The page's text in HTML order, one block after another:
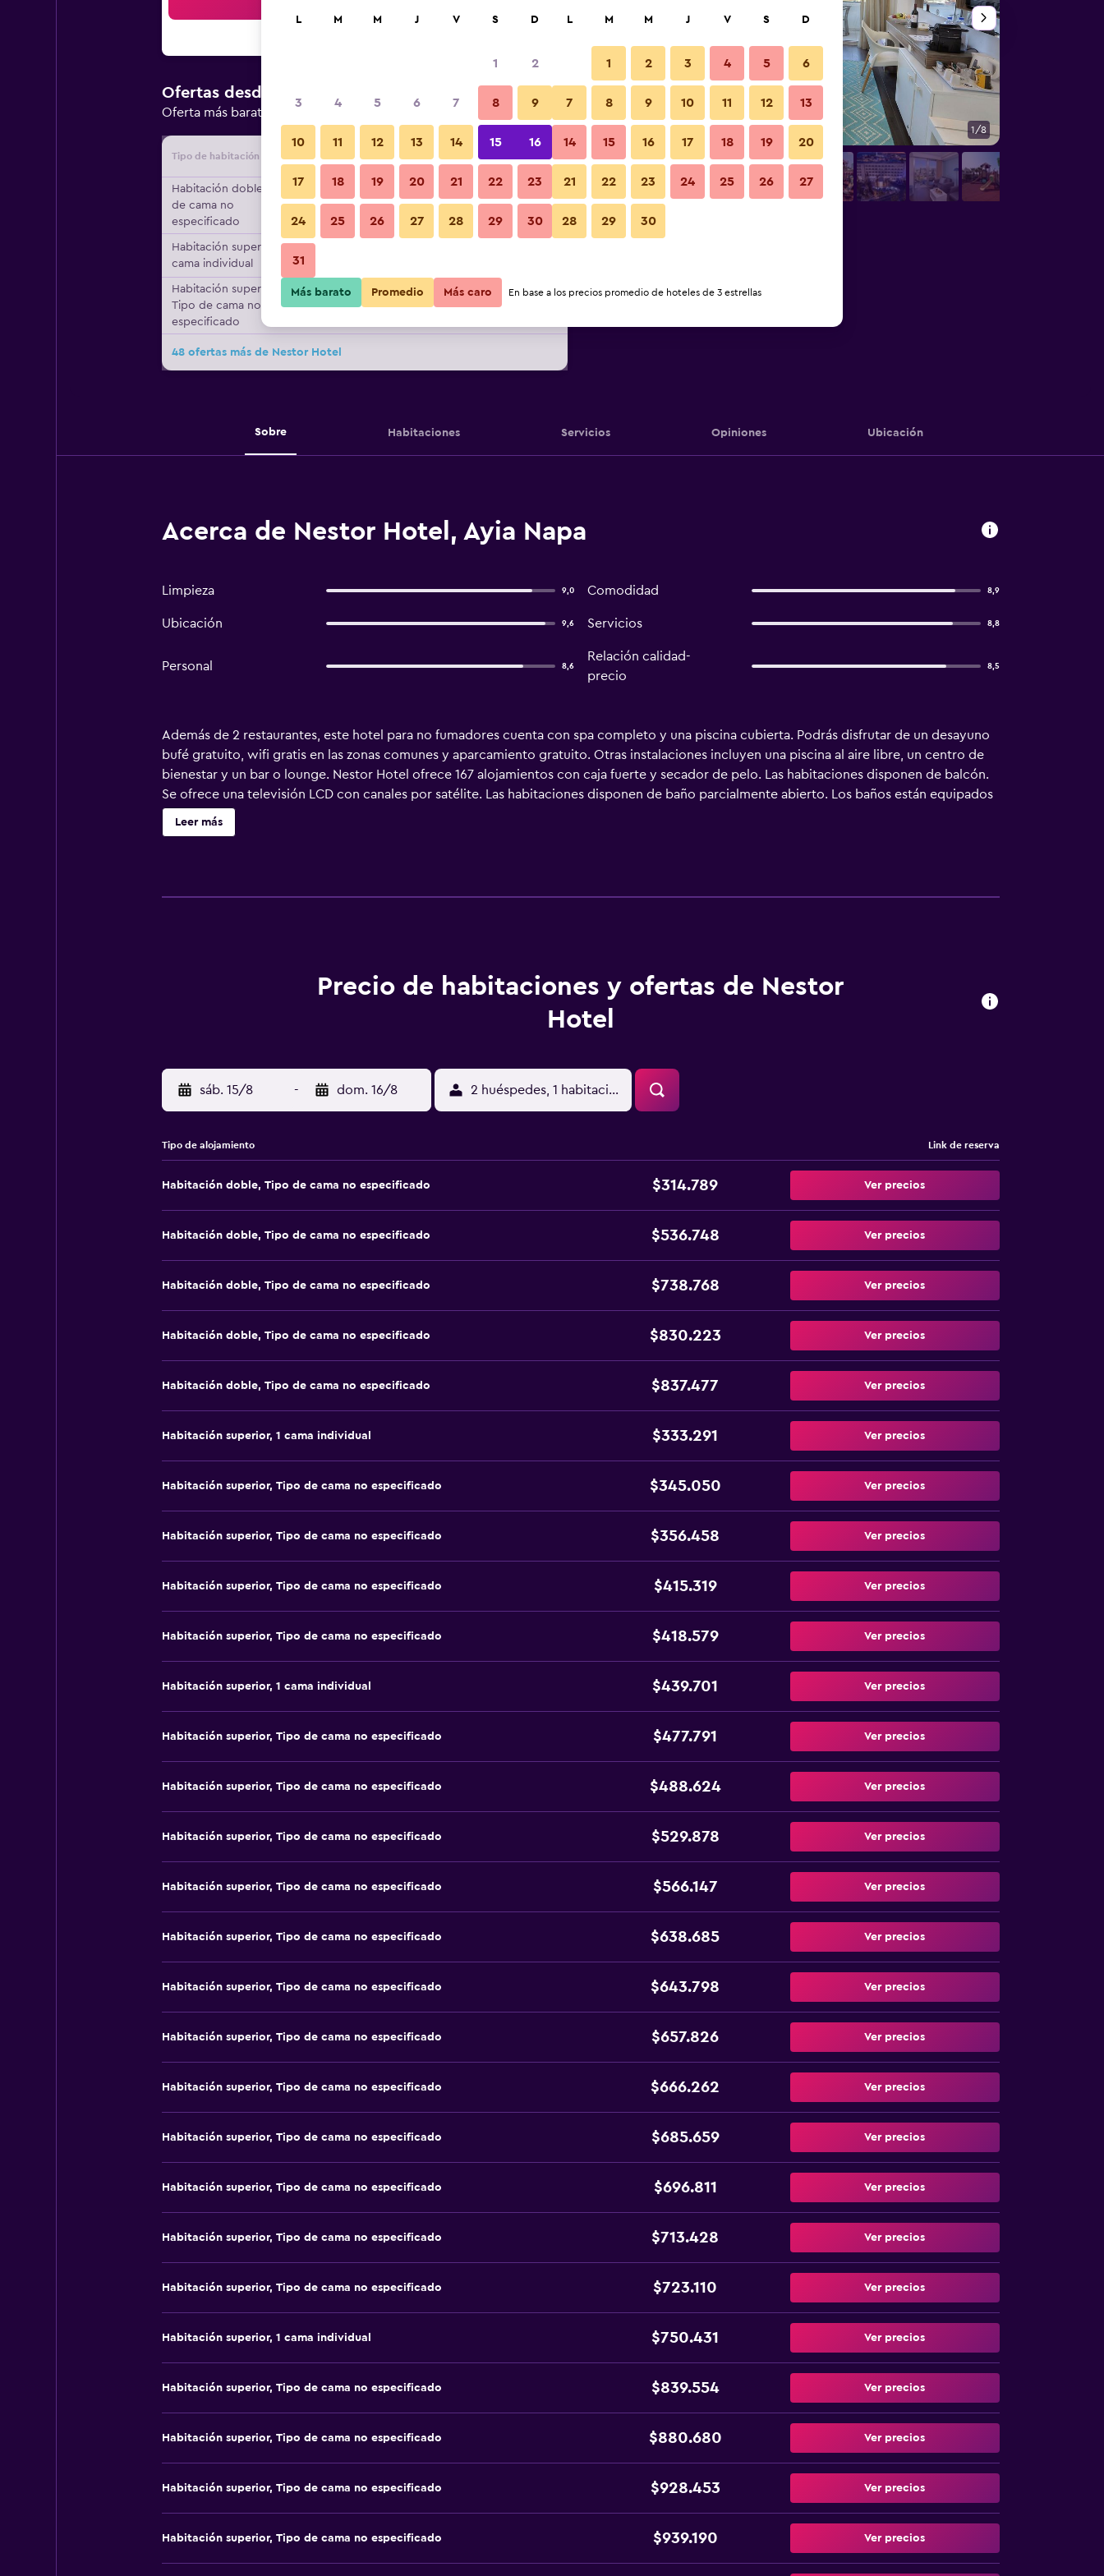
Ofertas desde
Oferta más barata de precio por noche
Tipo de habitación Proveedor Total noche
Habitación doble, Tipo
de cama no
especificado
$314.789 Ver oferta
Habitación superior, 1
cama individual
Habitación superior,
Tipo de cama no
especificado
$345.050 Ver oferta
48 ofertas más de Nestor Hotel
Otros 1/8
Fotos
Sobre Habitaciones Servicios Opiniones Ubicación
Acerca de Nestor Hotel, Ayia Napa
Limpieza 9,0 Comodidad 8,9
Ubicación 9,6 Servicios 8,8
Personal 8,6
Relación calidad-
precio
8,5
Además de 2 restaurantes, este hotel para no fumadores cuenta con spa completo y una piscina cubierta. Podrás disfrutar de un desayuno
bufé gratuito, wifi gratis en las zonas comunes y aparcamiento gratuito. Otras instalaciones incluyen una piscina al aire libre, un centro de
bienestar y un bar o lounge. Nestor Hotel ofrece 167 alojamientos con caja fuerte y secador de pelo. Las habitaciones disponen de balcón.
Se ofrece una televisión LCD con canales por satélite. Las habitaciones disponen de baño parcialmente abierto. Los baños están equipados
con ducha y bañera combinadas y artículos de higiene personal gratuitos. Los huéspedes pueden navegar por la web gracias a nuestro
acceso a Internet wifi gratis. Los servicios para las personas de negocios incluyen escritorio y teléfono. Se ofrece servicio de limpieza
Leer más
Precio de habitaciones y ofertas de Nestor
Hotel
sáb. 15/8 - dom. 16/8 2 huéspedes, 1 habitación
Tipo de alojamiento Link de reserva
Habitación doble, Tipo de cama no especificado $314.789 Ver precios
Habitación doble, Tipo de cama no especificado $536.748 Ver precios
Habitación doble, Tipo de cama no especificado $738.768 Ver precios
Habitación doble, Tipo de cama no especificado $830.223 Ver precios
Habitación doble, Tipo de cama no especificado $837.477 Ver precios
Habitación superior, 1 cama individual $333.291 Ver precios
Habitación superior, Tipo de cama no especificado $345.050 Ver precios
Habitación superior, Tipo de cama no especificado $356.458 Ver precios
Habitación superior, Tipo de cama no especificado $415.319 Ver precios
Habitación superior, Tipo de cama no especificado $418.579 Ver precios
Habitación superior, 1 cama individual $439.701 Ver precios
Habitación superior, Tipo de cama no especificado $477.791 Ver precios
Habitación superior, Tipo de cama no especificado $488.624 Ver precios
Habitación superior, Tipo de cama no especificado $529.878 Ver precios
Habitación superior, Tipo de cama no especificado $566.147 Ver precios
Habitación superior, Tipo de cama no especificado $638.685 Ver precios
Habitación superior, Tipo de cama no especificado $643.798 Ver precios
Habitación superior, Tipo de cama no especificado $657.826 Ver precios
Habitación superior, Tipo de cama no especificado $666.262 Ver precios
Habitación superior, Tipo de cama no especificado $685.659 Ver precios
Habitación superior, Tipo de cama no especificado $696.811 Ver precios
Habitación superior, Tipo de cama no especificado $713.428 Ver precios
Habitación superior, Tipo de cama no especificado $723.110 Ver precios
Habitación superior, 1 cama individual $750.431 Ver precios
Habitación superior, Tipo de cama no especificado $839.554 Ver precios
Habitación superior, Tipo de cama no especificado $880.680 Ver precios
Habitación superior, Tipo de cama no especificado $928.453 Ver precios
Habitación superior, Tipo de cama no especificado $939.190 Ver precios
L M M J V S D
1 2
3 4 5 6 7 8 9
10 11 12 13 14 15 16
17 18 19 20 21 22 23
24 25 26 27 28 29 30
31
L M M J V S D
1 2 3 4 5 6
7 8 9 10 11 12 13
14 15 16 17 18 19 20
21 22 23 24 25 26 27
28 29 30
Más barato Promedio Más caro En base a los precios promedio de hoteles de 3 estrellas